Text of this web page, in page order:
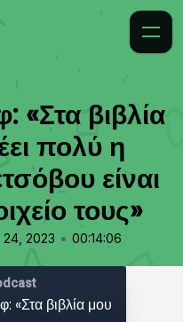
«Στα βιβλία
πολύ η
είναι
τους»
2023 • 00:14:06